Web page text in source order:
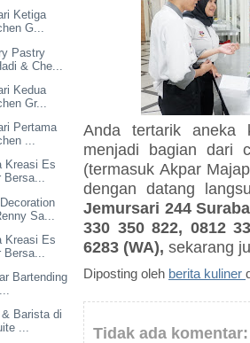
Ketiga
G...
Pastry
& Che...
Kedua
Gr...
Pertama
...
Kreasi Es
Bersa...
Sa...
Kreasi Es
Bartending
Barista di
...
Anda tertarik aneka
menjadi bagian dari
(termasuk Akpar
dengan datang
Jemursari 244
330 350 822, 0812
6283 (WA), sekarang
Diposting oleh berita kuliner
Tidak ada komentar: